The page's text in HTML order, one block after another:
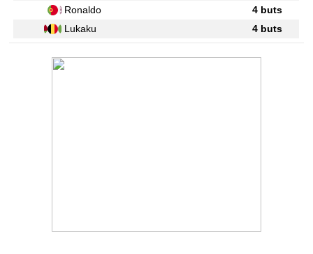
Ronaldo
4 buts
Lukaku
4 buts